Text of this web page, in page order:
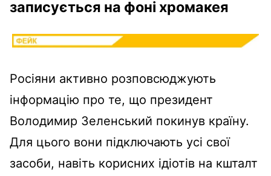
записується на фоні хромакея
Росіяни активно розповсюджують
інформацію про те, що президент
Володимир Зеленський покинув країну.
Для цього вони підключають усі свої
засоби, навіть корисних ідіотів на кшталт